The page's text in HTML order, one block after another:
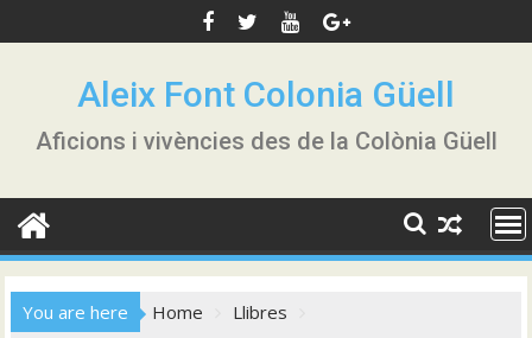
to
Aleix Font Colonia Güell
Aficions i vivències des de la Colònia Güell
You are here Home
Llibres